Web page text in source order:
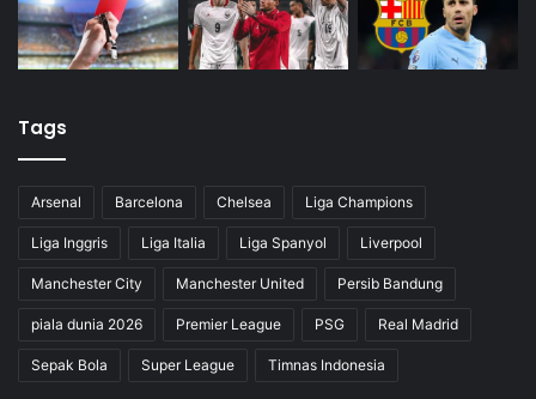
Tags
Arsenal Barcelona Chelsea Liga Champions
Liga Inggris Liga Italia Liga Spanyol Liverpool
Manchester City Manchester United Persib Bandung
piala dunia 2026 Premier League PSG Real Madrid
Sepak Bola Super League Timnas Indonesia